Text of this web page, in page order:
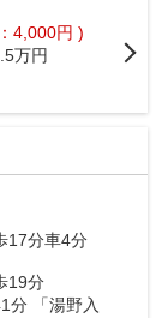
4,000円 )
万円
17分車4分
19分
分 「湯野入